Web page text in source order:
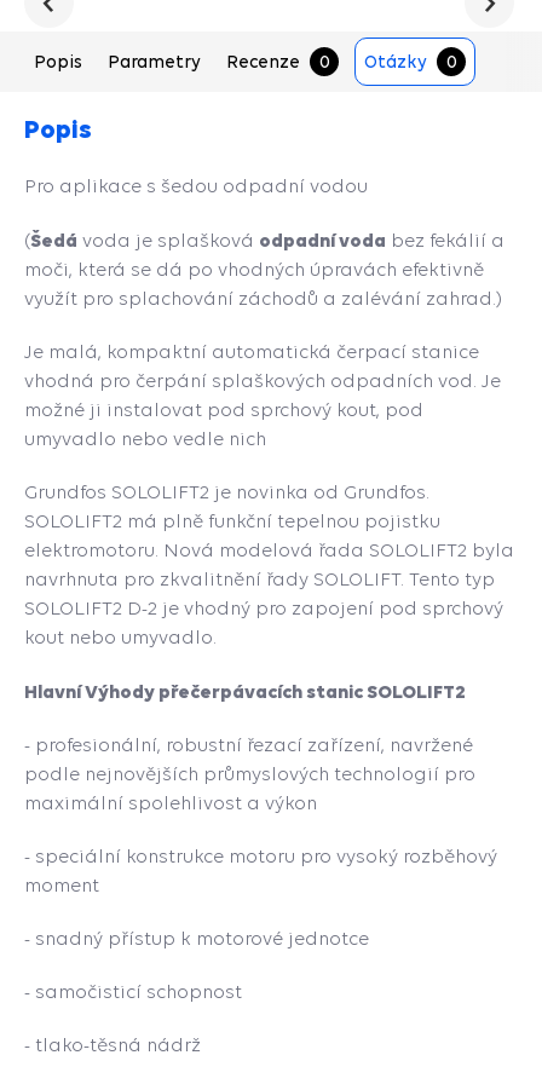
Popis Parametry Recenze 0 Otázky 0
Popis
Pro aplikace s šedou odpadní vodou
(Šedá voda je splašková odpadní voda bez fekálií a
moči, která se dá po vhodných úpravách efektivně
využít pro splachování záchodů a zalévání zahrad.)
Je malá, kompaktní automatická čerpací stanice
vhodná pro čerpání splaškových odpadních vod. Je
možné ji instalovat pod sprchový kout, pod
umyvadlo nebo vedle nich
Grundfos SOLOLIFT2 je novinka od Grundfos.
SOLOLIFT2 má plně funkční tepelnou pojistku
elektromotoru. Nová modelová řada SOLOLIFT2 byla
navrhnuta pro zkvalitnění řady SOLOLIFT. Tento typ
SOLOLIFT2 D-2 je vhodný pro zapojení pod sprchový
kout nebo umyvadlo.
Hlavní Výhody přečerpávacích stanic SOLOLIFT2
- profesionální, robustní řezací zařízení, navržené
podle nejnovějších průmyslových technologií pro
maximální spolehlivost a výkon
- speciální konstrukce motoru pro vysoký rozběhový
moment
- snadný přístup k motorové jednotce
- samočisticí schopnost
- tlako-těsná nádrž